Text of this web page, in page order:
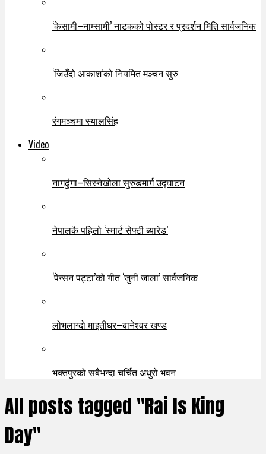
‘केसामी–नाम्सामी’ नाटकको पोस्टर र प्रदर्शन मिति सार्वजनिक
‘जिउँदो आकाश’को नियमित मञ्चन सुरु
रंगमञ्चमा स्यालसिंह
Video
नागढुंगा–सिस्नेखोला सुरुङमार्ग उद्घाटन
नेपालकै पहिलो ‘स्मार्ट सेफ्टी ब्यारेड’
‘पेन्सन पट्टा’को गीत ‘जुनी जाला’ सार्वजनिक
लोभलाग्दो माइतीघर–बानेश्वर खण्ड
भक्तपुरको सबैभन्दा चर्चित अधुरो भवन
All posts tagged "Rai Is King
Day"